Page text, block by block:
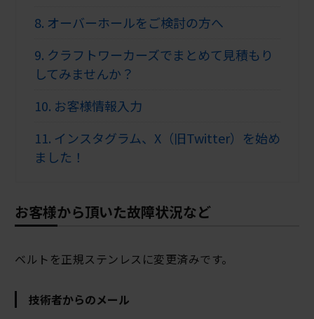
8. オーバーホールをご検討の方へ
9. クラフトワーカーズでまとめて見積もり
してみませんか？
10. お客様情報入力
11. インスタグラム、X（旧Twitter）を始め
ました！
お客様から頂いた故障状況など
ベルトを正規ステンレスに変更済みです。
技術者からのメール